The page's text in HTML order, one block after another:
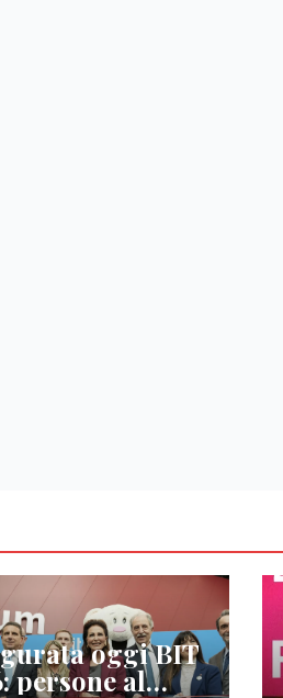
oggi BIT
persone al